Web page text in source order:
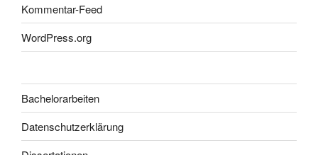
Kommentar-Feed
WordPress.org
Bachelorarbeiten
Datenschutzerklärung